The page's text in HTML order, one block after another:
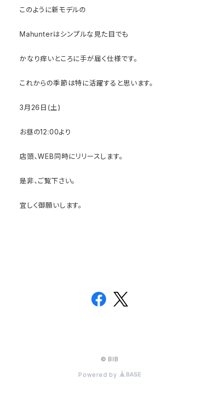
このように新モデルの
Mahunterはシンプルな見た目でも
かなり痒いところに手が届く仕様です。
これからの季節は特に活躍すると思います。
3月26日(土)
お昼の12:00より
店頭、WEB同時にリリースします。
是非、ご覧下さい。
宜しく御願いします。
© BIB
Powered by